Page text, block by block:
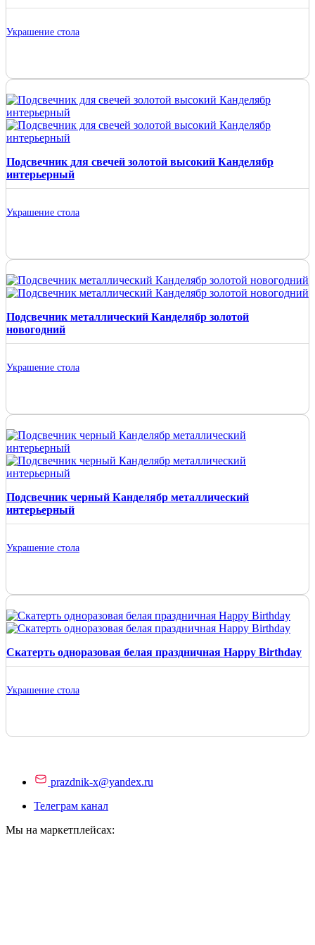
Украшение стола
Подсвечник для свечей золотой высокий Канделябр
интерьерный
Украшение стола
Подсвечник металлический Канделябр золотой
новогодний
Украшение стола
Подсвечник черный Канделябр металлический
интерьерный
Украшение стола
Скатерть одноразовая белая праздничная Happy Birthday
Украшение стола
prazdnik-x@yandex.ru
Телеграм канал
Мы на маркетплейсах: